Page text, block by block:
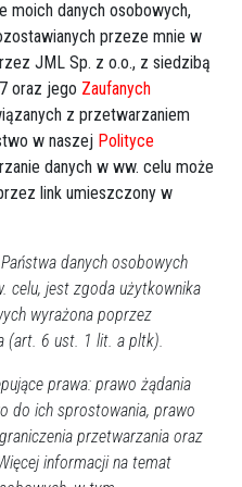
dziecka
moich danych osobowych,
przeze mnie w
JML Sp. z o.o., z siedzibą
oraz jego Zaufanych
z przetwarzaniem
w naszej Polityce
danych w ww. celu może
link umieszczony w
danych osobowych
celu, jest zgoda użytkownika
wyrażona poprzez
(art. 6 ust. 1 lit. a pltk).
prawa: prawo żądania
do ich sprostowania, prawo
przetwarzania oraz
informacji na temat